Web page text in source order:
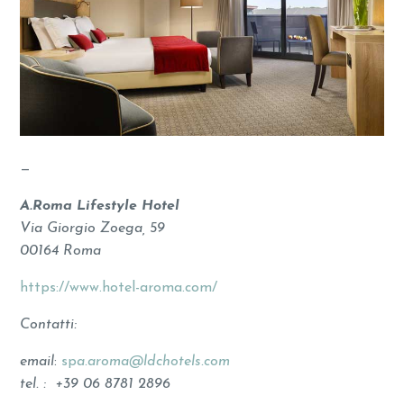
—
A.Roma Lifestyle Hotel
Via Giorgio Zoega, 59
00164 Roma
https://www.hotel-aroma.com/
Contatti:
email: spa.aroma@ldchotels.com
tel. : +39 06 8781 2896